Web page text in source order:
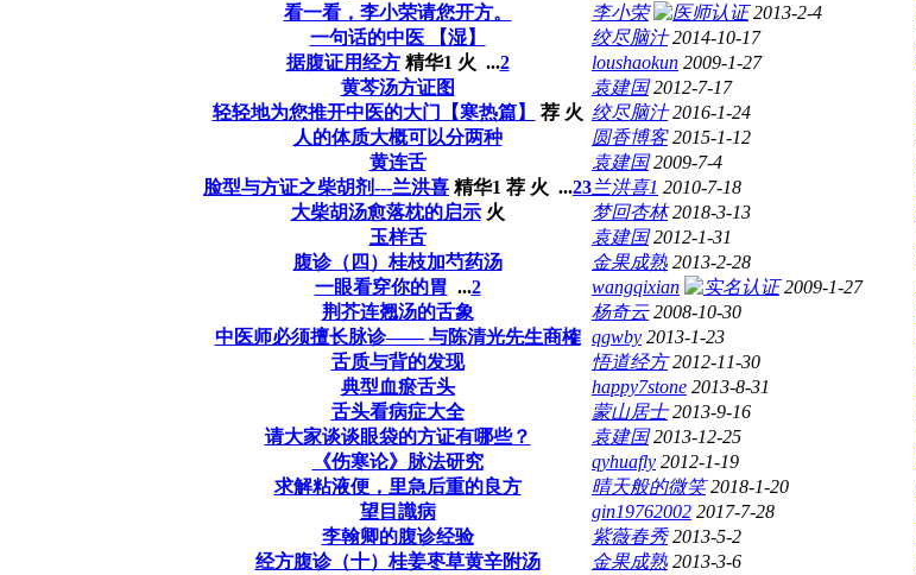
看一看，李小荣请您开方。
李小荣 2013-2-4
一句话的中医 【湿】
绞尽脑汁 2014-10-17
据腹证用经方 精华1 火 ...2 loushaokun 2009-1-27
黄芩汤方证图
袁建国 2012-7-17
轻轻地为您推开中医的大门【寒热篇】
荐 火 绞尽脑汁 2016-1-24
人的体质大概可以分两种
圆香博客 2015-1-12
黄连舌
袁建国 2009-7-4
脸型与方证之柴胡剂---兰洪喜 精华1 荐 火 ...23兰洪喜1 2010-7-18
大柴胡汤愈落枕的启示 火 梦回杏林 2018-3-13
玉样舌
袁建国 2012-1-31
腹诊（四）桂枝加芍药汤
金果成熟 2013-2-28
一眼看穿你的胃 ...2 wangqixian 2009-1-27
荆芥连翘汤的舌象
杨奇云 2008-10-30
中医师必须擅长脉诊—— 与陈清光先生商榷 qgwby 2013-1-23
舌质与背的发现
悟道经方 2012-11-30
典型血瘀舌头
happy7stone 2013-8-31
舌头看病症大全
蒙山居士 2013-9-16
请大家谈谈眼袋的方证有哪些？
袁建国 2013-12-25
《伤寒论》脉法研究
qyhuafly 2012-1-19
求解粘液便，里急后重的良方
晴天般的微笑 2018-1-20
望目識病
gin19762002 2017-7-28
李翰卿的腹诊经验
紫薇春秀 2013-5-2
经方腹诊（十）桂姜枣草黄辛附汤
金果成熟 2013-3-6